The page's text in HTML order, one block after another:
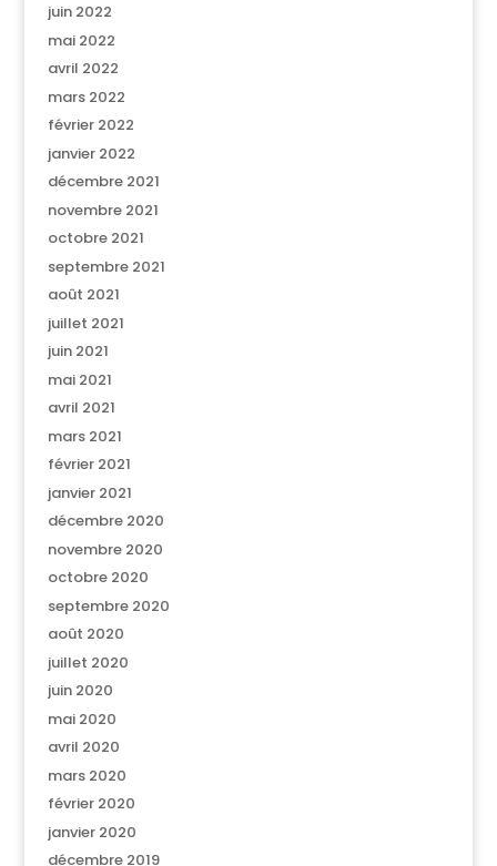
juin 2022
mai 2022
avril 2022
mars 2022
février 2022
janvier 2022
décembre 2021
novembre 2021
octobre 2021
septembre 2021
août 2021
juillet 2021
juin 2021
mai 2021
avril 2021
mars 2021
février 2021
janvier 2021
décembre 2020
novembre 2020
octobre 2020
septembre 2020
août 2020
juillet 2020
juin 2020
mai 2020
avril 2020
mars 2020
février 2020
janvier 2020
décembre 2019